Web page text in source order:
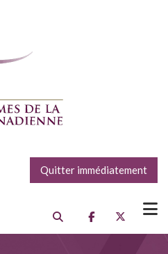
Quitter immédiatement